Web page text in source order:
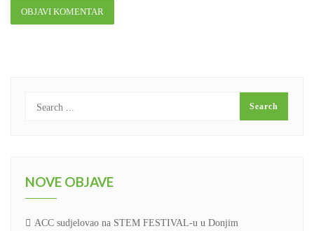
NOVE OBJAVE
ACC sudjelovao na STEM FESTIVAL-u u Donjim